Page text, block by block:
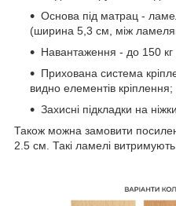
Основа під матрац -
(ширина 5,3 см, між
Навантаження - до 150
Прихована система
видно елементів кріплення;
Захисні підкладки на
Також можна замовити
2.5 см. Такі ламелі витримують